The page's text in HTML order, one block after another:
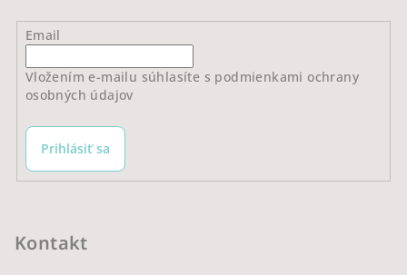
Email
Vložením e-mailu súhlasíte s podmienkami ochrany
osobných údajov
Prihlásiť sa
Kontakt